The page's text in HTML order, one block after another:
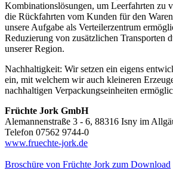
Kombinationslösungen, um Leerfahrten zu
die Rückfahrten vom Kunden für den
unsere Aufgabe als Verteilerzentrum
Reduzierung von zusätzlichen Transporten
unserer Region.
Nachhaltigkeit: Wir setzen ein eigens
ein, mit welchem wir auch kleineren
nachhaltigen Verpackungseinheiten
Früchte Jork GmbH
Alemannenstraße 3 - 6, 88316 Isny im
Telefon 07562 9744-0
www.fruechte-jork.de
Broschüre von Früchte Jork zum Download